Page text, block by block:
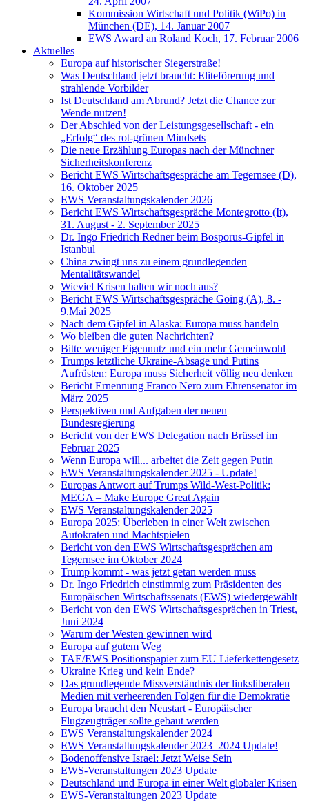
Kommission Wirtschaft und Politik (WiPo) in
München (DE), 14. Januar 2007
EWS Award an Roland Koch, 17. Februar 2006
Aktuelles
Europa auf historischer Siegerstraße!
Was Deutschland jetzt braucht: Eliteförerung und
strahlende Vorbilder
Ist Deutschland am Abrund? Jetzt die Chance zur
Wende nutzen!
Der Abschied von der Leistungsgesellschaft - ein
„Erfolg“ des rot-grünen Mindsets
Die neue Erzählung Europas nach der Münchner
Sicherheitskonferenz
Bericht EWS Wirtschaftsgespräche am Tegernsee (D),
16. Oktober 2025
EWS Veranstaltungskalender 2026
Bericht EWS Wirtschaftsgespräche Montegrotto (It),
31. August - 2. September 2025
Dr. Ingo Friedrich Redner beim Bosporus-Gipfel in
Istanbul
China zwingt uns zu einem grundlegenden
Mentalitätswandel
Wieviel Krisen halten wir noch aus?
Bericht EWS Wirtschaftsgespräche Going (A), 8. -
9.Mai 2025
Nach dem Gipfel in Alaska: Europa muss handeln
Wo bleiben die guten Nachrichten?
Bitte weniger Eigennutz und ein mehr Gemeinwohl
Trumps letztliche Ukraine-Absage und Putins
Aufrüsten: Europa muss Sicherheit völlig neu denken
Bericht Ernennung Franco Nero zum Ehrensenator im
März 2025
Perspektiven und Aufgaben der neuen
Bundesregierung
Bericht von der EWS Delegation nach Brüssel im
Februar 2025
Wenn Europa will... arbeitet die Zeit gegen Putin
EWS Veranstaltungskalender 2025 - Update!
Europas Antwort auf Trumps Wild-West-Politik:
MEGA – Make Europe Great Again
EWS Veranstaltungskalender 2025
Europa 2025: Überleben in einer Welt zwischen
Autokraten und Machtspielen
Bericht von den EWS Wirtschaftsgesprächen am
Tegernsee im Oktober 2024
Trump kommt - was jetzt getan werden muss
Dr. Ingo Friedrich einstimmig zum Präsidenten des
Europäischen Wirtschaftssenats (EWS) wiedergewählt
Bericht von den EWS Wirtschaftsgesprächen in Triest,
Juni 2024
Warum der Westen gewinnen wird
Europa auf gutem Weg
TAE/EWS Positionspapier zum EU Lieferkettengesetz
Ukraine Krieg und kein Ende?
Das grundlegende Missverständnis der linksliberalen
Medien mit verheerenden Folgen für die Demokratie
Europa braucht den Neustart - Europäischer
Flugzeugträger sollte gebaut werden
EWS Veranstaltungskalender 2024
EWS Veranstaltungskalender 2023_2024 Update!
Bodenoffensive Israel: Jetzt Weise Sein
EWS-Veranstaltungen 2023 Update
Deutschland und Europa in einer Welt globaler Krisen
EWS-Veranstaltungen 2023 Update